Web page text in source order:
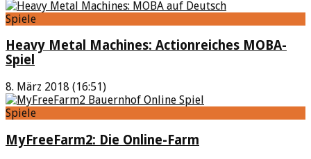
Spiele
Heavy Metal Machines: Actionreiches MOBA-
Spiel
8. März 2018 (16:51)
Spiele
MyFreeFarm2: Die Online-Farm